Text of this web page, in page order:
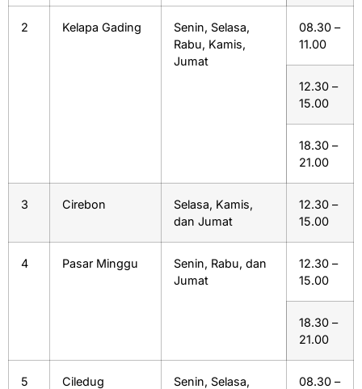
2 Kelapa Gading
Senin, Selasa,
Rabu, Kamis,
Jumat
08.30 –
11.00
12.30 –
15.00
18.30 –
21.00
3 Cirebon
Selasa, Kamis,
dan Jumat
12.30 –
15.00
4 Pasar Minggu
Senin, Rabu, dan
Jumat
12.30 –
15.00
18.30 –
21.00
5 Ciledug
Senin, Selasa,
08.30 –